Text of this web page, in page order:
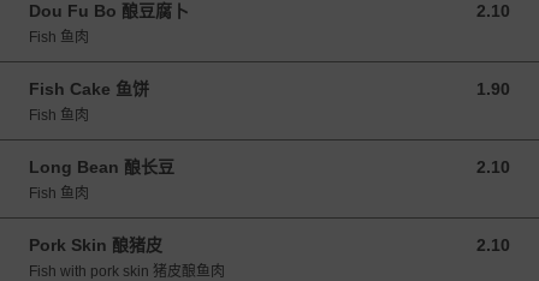
Dou Fu Bo 酿豆腐卜 2.10
2.10 MYR
Fish 鱼肉
Fish Cake 鱼饼 1.90
1.90 MYR
Fish 鱼肉
Long Bean 酿长豆 2.10
2.10 MYR
Fish 鱼肉
Pork Skin 酿猪皮 2.10
2.10 MYR
Fish with pork skin 猪皮酿鱼肉